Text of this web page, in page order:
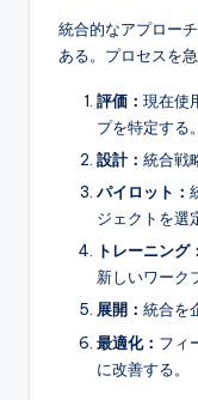
統合的なアプロー
ある。プロセスを
評価： 現在使
プを特定する。
設計： 統合戦
パイロット：
ジェクトを選
トレーニング：
新しいワーク
展開： 統合を
最適化： フィ
に改善する。